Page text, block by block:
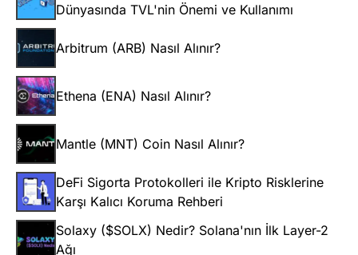
Dünyasında TVL'nin Önemi ve Kullanımı
Arbitrum (ARB) Nasıl Alınır?
Ethena (ENA) Nasıl Alınır?
Mantle (MNT) Coin Nasıl Alınır?
DeFi Sigorta Protokolleri ile Kripto Risklerine
Karşı Kalıcı Koruma Rehberi
Solaxy ($SOLX) Nedir? Solana'nın İlk Layer-2
Ağı